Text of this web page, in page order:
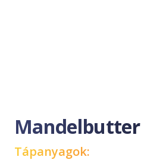
Mandelbutter
Tápanyagok: